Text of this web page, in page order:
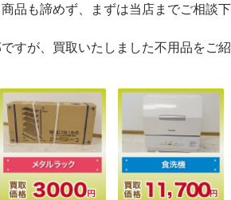
品も諦めず、まずは当店までご相談下
すが、買取いたしました不用品をご紹